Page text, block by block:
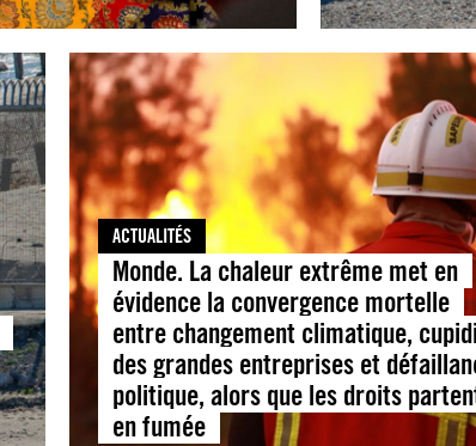
ACTUALITÉS
Monde. La chaleur extrême met en
évidence la convergence mortelle
entre changement climatique,
des grandes entreprises et
politique, alors que les droits
en fumée